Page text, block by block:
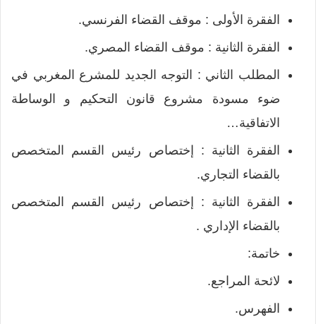
الفقرة الأولى : موقف القضاء الفرنسي.
الفقرة الثانية : موقف القضاء المصري.
المطلب الثاني : التوجه الجديد للمشرع المغربي في
ضوء مسودة مشروع قانون التحكيم و الوساطة
الاتفاقية…
الفقرة الثانية : إختصاص رئيس القسم المتخصص
بالقضاء التجاري.
الفقرة الثانية : إختصاص رئيس القسم المتخصص
بالقضاء الإداري .
خاتمة:
لائحة المراجع.
الفهرس.